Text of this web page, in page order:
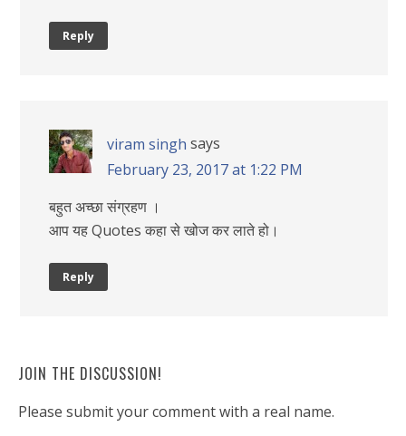
Reply
viram singh says
February 23, 2017 at 1:22 PM
बहुत अच्छा संग्रहण ।
आप यह Quotes कहा से खोज कर लाते हो।
Reply
JOIN THE DISCUSSION!
Please submit your comment with a real name.